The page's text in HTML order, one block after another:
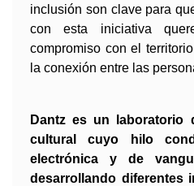
inclusión son clave para
con esta iniciativa
compromiso con el
la conexión entre las
Dantz es un laboratorio
cultural cuyo hilo
electrónica y de
desarrollando diferentes